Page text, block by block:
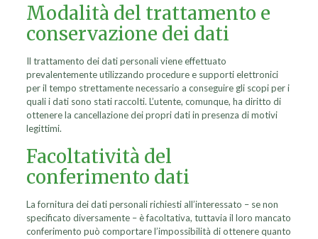
Modalità del trattamento e
conservazione dei dati
Il trattamento dei dati personali viene effettuato
prevalentemente utilizzando procedure e supporti elettronici
per il tempo strettamente necessario a conseguire gli scopi per i
quali i dati sono stati raccolti. L’utente, comunque, ha diritto di
ottenere la cancellazione dei propri dati in presenza di motivi
legittimi.
Facoltatività del
conferimento dati
La fornitura dei dati personali richiesti all’interessato – se non
specificato diversamente – è facoltativa, tuttavia il loro mancato
conferimento può comportare l’impossibilità di ottenere quanto